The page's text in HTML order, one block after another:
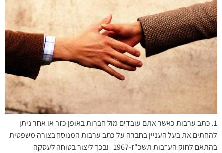
1. כתב ערבות כאשר אתם עובדים מול חברות באופן כזה או אחר ניתן
להחתים את בעל העניין בחברה על כתב ערבות המנוסח בצורה משפטית
בהתאם לחוק הערבות תשכ"ז-1967 , ובכך ליצור בטוחה לעסקה